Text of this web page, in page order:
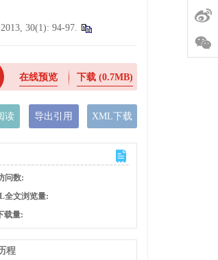
30(1): 94-97.
在线预览 下载(0.7MB)
读 导出引用 XML下载
问数:
全文浏览量:
载量:
程